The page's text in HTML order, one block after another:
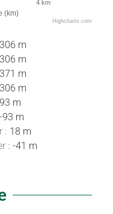
(km)
4 km
Highcharts.com
306 m
306 m
371 m
306 m
93 m
-93 m
: 18 m
: -41 m